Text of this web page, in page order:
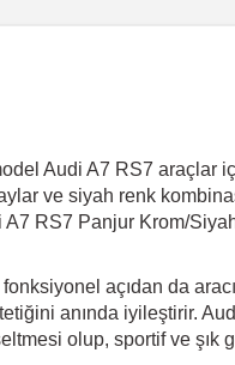
Audi A7 RS7 araçlar
ve siyah renk
A7 RS7 Panjur Krom/
açıdan da
anında iyileştirir.
olup, sportif ve şık